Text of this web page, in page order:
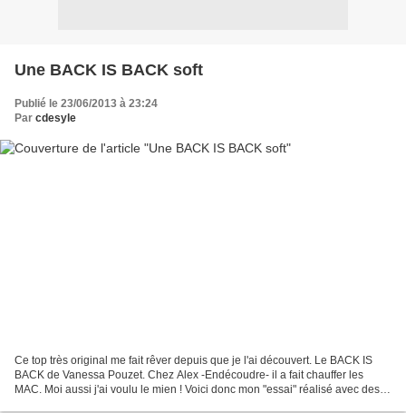
Une BACK IS BACK soft
Publié le 23/06/2013 à 23:24
Par cdesyle
Ce top très original me fait rêver depuis que je l'ai découvert. Le BACK IS
BACK de Vanessa Pouzet. Chez Alex -Endécoudre- il a fait chauffer les
MAC. Moi aussi j'ai voulu le mien ! Voici donc mon "essai" réalisé avec des